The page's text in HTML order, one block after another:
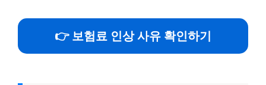
👉 보험료 인상 사유 확인하기